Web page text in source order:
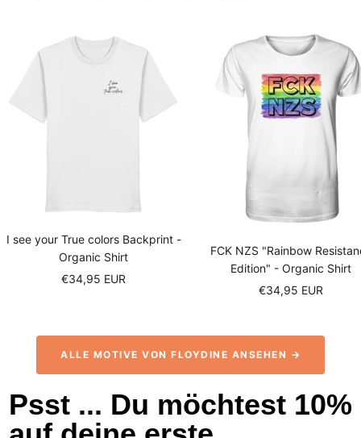
I see your True colors Backprint -
Organic Shirt
Sale
€34,95 EUR
FCK NZS "Rainbow
Edition" - Organic Shirt
Sale
€34,95 EUR
ALLE MOTIVE VON FLOYDINE ANSEHEN →
Psst ... Du möchtest 10%